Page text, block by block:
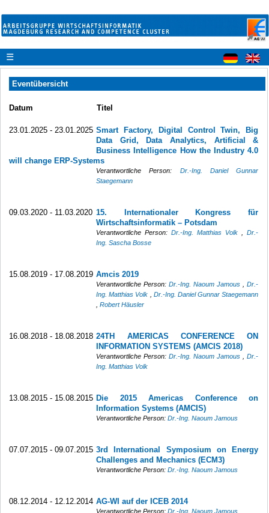
☰
Eventübersicht
Datum Titel
23.01.2025 - 23.01.2025 Smart Factory, Digital Control Twin, Big
Data Grid, Data Analytics, Artificial &
Business Intelligence How the Industry 4.0
will change ERP-Systems
Verantwortliche Person: Dr.-Ing. Daniel Gunnar
Staegemann
09.03.2020 - 11.03.2020 15. Internationaler Kongress für
Wirtschaftsinformatik – Potsdam
Verantwortliche Person:Dr.-Ing. Matthias Volk ,Dr.-
Ing. Sascha Bosse
15.08.2019 - 17.08.2019 Amcis 2019
Verantwortliche Person:Dr.-Ing. Naoum Jamous ,Dr.-
Ing. Matthias Volk
Dr.-Ing. Daniel Gunnar Staegemann
,Robert Häusler
16.08.2018 - 18.08.2018 24TH AMERICAS CONFERENCE ON
INFORMATION SYSTEMS (AMCIS 2018)
Verantwortliche Person:Dr.-Ing. Naoum Jamous ,Dr.-
Ing. Matthias Volk
13.08.2015 - 15.08.2015 Die 2015 Americas Conference on
Information Systems (AMCIS)
Verantwortliche Person:Dr.-Ing. Naoum Jamous
07.07.2015 - 09.07.2015 3rd International Symposium on Energy
Challenges and Mechanics (ECM3)
Verantwortliche Person:Dr.-Ing. Naoum Jamous
08.12.2014 - 12.12.2014 AG-WI auf der ICEB 2014
Verantwortliche Person:Dr.-Ing. Naoum Jamous